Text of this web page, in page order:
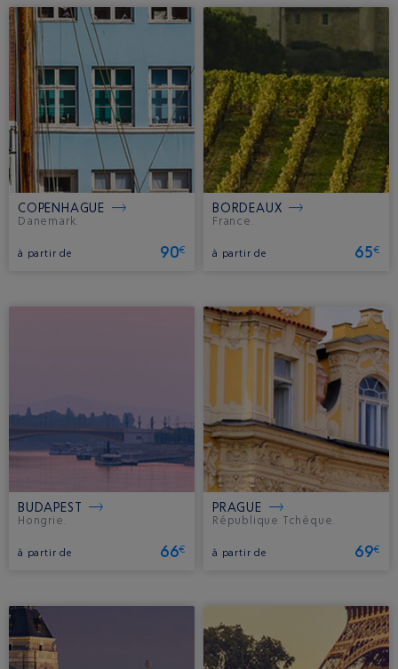
COPENHAGUE
Danemark.
à partir de 90€
BORDEAUX
France.
à partir de 65€
BUDAPEST
Hongrie.
à partir de 66€
PRAGUE
République Tchèque.
à partir de 69€